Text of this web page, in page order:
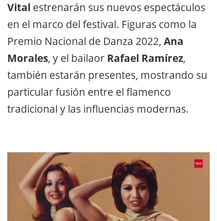
Vital estrenarán sus nuevos espectáculos
en el marco del festival. Figuras como la
Premio Nacional de Danza 2022, Ana
Morales, y el bailaor Rafael Ramírez,
también estarán presentes, mostrando su
particular fusión entre el flamenco
tradicional y las influencias modernas.